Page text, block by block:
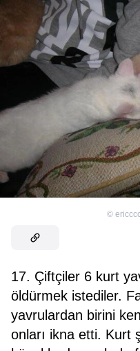
©
17. Çiftçiler 6 kurt
öldürmek istediler.
yavrulardan birini
onları ikna etti. Kurt